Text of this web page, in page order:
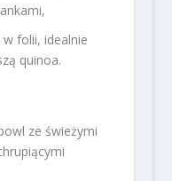
folii, idealnie
quinoa.
ze świeżymi